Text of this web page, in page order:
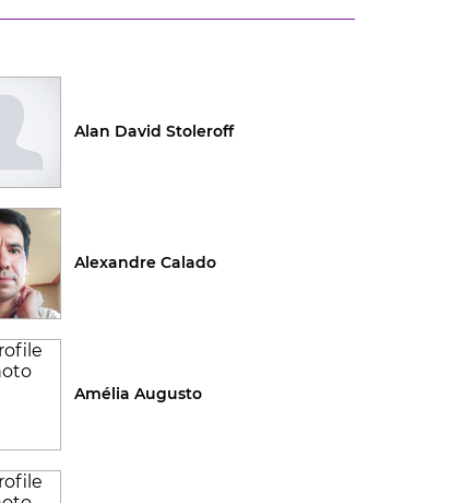
Alan David Stoleroff
Alexandre Calado
Amélia Augusto